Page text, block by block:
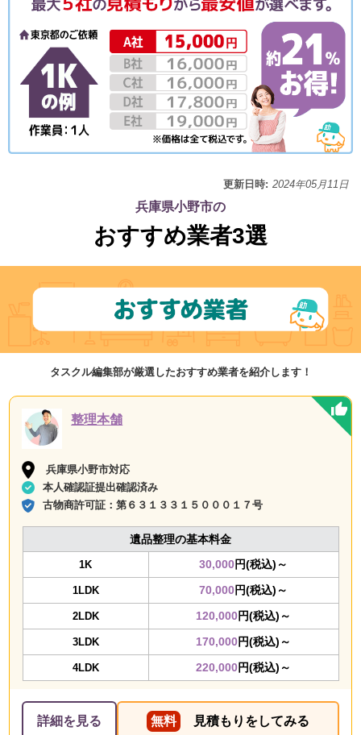
更新日時: 2024年05月11日
兵庫県小野市の
おすすめ業者3選
タスクル編集部が厳選したおすすめ業者を紹介します！
整理本舗
兵庫県小野市対応
本人確認証提出確認済み
古物商許可証：第６３１３３１５０００１７号
遺品整理の基本料金
1K 30,000円(税込)～
1LDK 70,000円(税込)～
2LDK 120,000円(税込)～
3LDK 170,000円(税込)～
4LDK 220,000円(税込)～
詳細を見る 無料 見積もりをしてみる